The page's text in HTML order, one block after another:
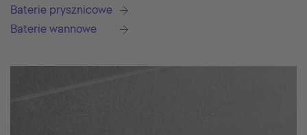
Baterie prysznicowe
Baterie wannowe